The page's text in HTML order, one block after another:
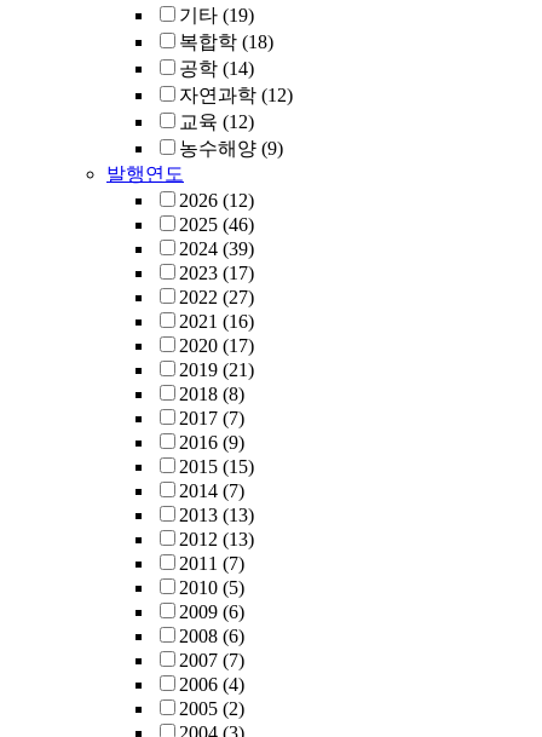
기타 (19)
복합학 (18)
공학 (14)
자연과학 (12)
교육 (12)
농수해양 (9)
발행연도
2026 (12)
2025 (46)
2024 (39)
2023 (17)
2022 (27)
2021 (16)
2020 (17)
2019 (21)
2018 (8)
2017 (7)
2016 (9)
2015 (15)
2014 (7)
2013 (13)
2012 (13)
2011 (7)
2010 (5)
2009 (6)
2008 (6)
2007 (7)
2006 (4)
2005 (2)
2004 (3)